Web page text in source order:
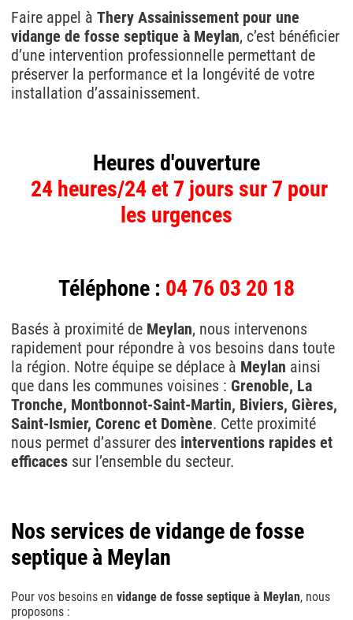
Faire appel àThery Assainissement pour une
vidange de fosse septique à Meylan, c’est bénéficier
d’une intervention professionnelle permettant de
préserver la performance et la longévité de votre
installation d’assainissement.
Heures d'ouverture
24 heures/24 et 7 jours sur 7 pour
les urgences
Téléphone : 04 76 03 20 18
Basés à proximité de Meylan, nous intervenons
rapidement pour répondre à vos besoins dans toute
la région. Notre équipe se déplace à Meylan ainsi
que dans les communes voisines : Grenoble, La
Tronche, Montbonnot-Saint-Martin, Biviers, Gières,
Saint-Ismier, Corenc et Domène. Cette proximité
nous permet d’assurer des interventions rapides et
efficaces sur l’ensemble du secteur.
Nos services de vidange de fosse
septique à Meylan
Pour vos besoins envidange de fosse septique à Meylan, nous
proposons :